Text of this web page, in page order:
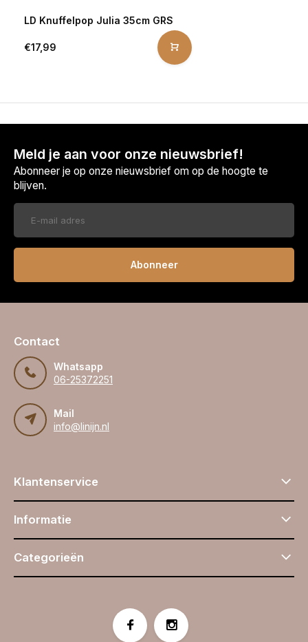
LD Knuffelpop Julia 35cm GRS
€17,99
Meld je aan voor onze nieuwsbrief!
Abonneer je op onze nieuwsbrief om op de hoogte te
blijven.
Abonneer
Contact
Whatsapp
06-25372251
Mail
info@linijn.nl
Klantenservice
Informatie
Categorieën